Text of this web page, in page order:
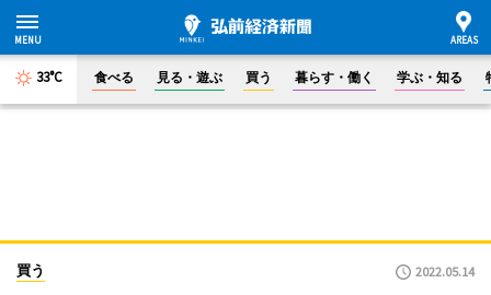
33°C 食べる 見る・遊ぶ 買う 暮らす・働く 学ぶ・知る
買う 2022.05.14